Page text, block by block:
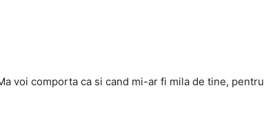
voi comporta ca si cand mi-ar fi mila de tine, pentru